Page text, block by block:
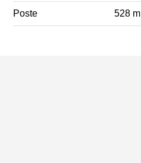
Poste 528 m